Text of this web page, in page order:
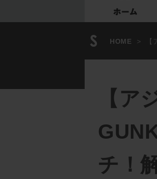
HOME >
【ア
チ！